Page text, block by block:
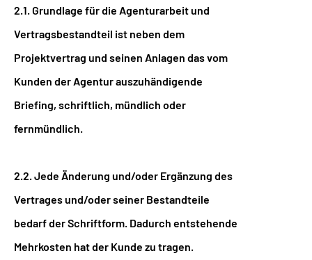
2.1. Grundlage für die Agenturarbeit und
Vertragsbestandteil ist neben dem
Projektvertrag und seinen Anlagen das vom
Kunden der Agentur auszuhändigende
Briefing, schriftlich, mündlich oder
fernmündlich.
2.2. Jede Änderung und/oder Ergänzung des
Vertrages und/oder seiner Bestandteile
bedarf der Schriftform. Dadurch entstehende
Mehrkosten hat der Kunde zu tragen.